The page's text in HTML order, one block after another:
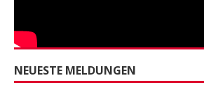
NEUESTE MELDUNGEN